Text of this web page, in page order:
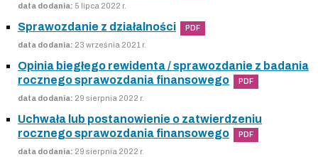
data dodania: 5 lipca 2022 r.
Sprawozdanie z działalności PDF
data dodania: 23 września 2021 r.
Opinia biegłego rewidenta / sprawozdanie z badania
rocznego sprawozdania finansowego
PDF
data dodania: 29 sierpnia 2022 r.
Uchwała lub postanowienie o zatwierdzeniu
rocznego sprawozdania finansowego
PDF
data dodania: 29 sierpnia 2022 r.